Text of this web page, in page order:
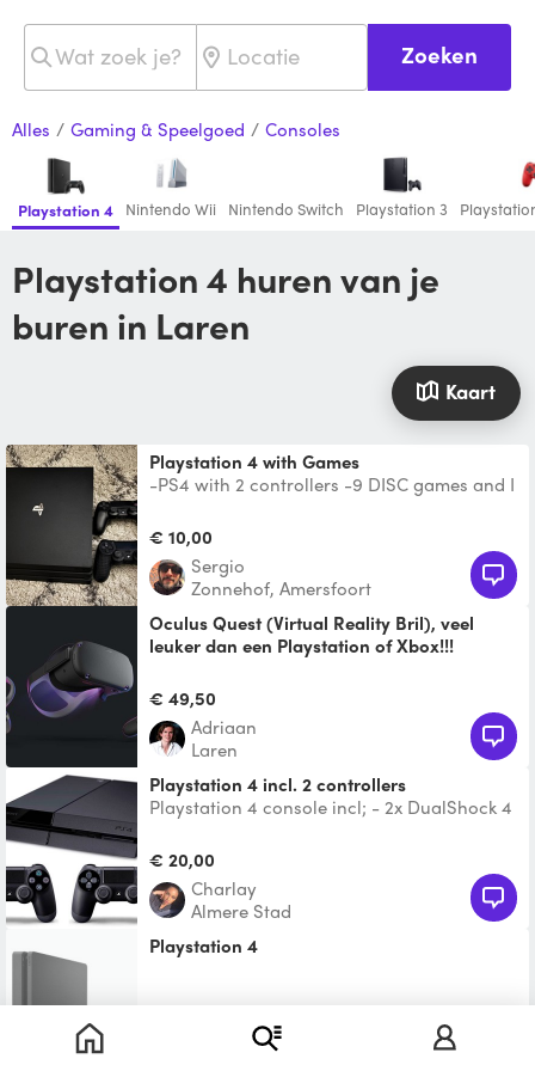
Zoeken
Alles / Gaming & Speelgoed / Consoles
Playstation 4 Nintendo Wii Nintendo Switch Playstation 3
Playstation 4 huren van je
buren in Laren
Kaart
Playstation 4 with Games
-PS4 with 2 controllers -9 DISC games and I
time of us
€ 10,00
Sergio
Zonnehof, Amersfoort
Oculus Quest (Virtual Reality Bril), veel
leuker dan een Playstation of Xbox!!!
het gedoe van een computer of andere
sensoren. Er zijn
€ 49,50
Adriaan
Laren
Playstation 4 incl. 2 controllers
Playstation 4 console incl; - 2x DualShock 4
kabel.
€ 20,00
Charlay
Almere Stad
Playstation 4
Anjelica